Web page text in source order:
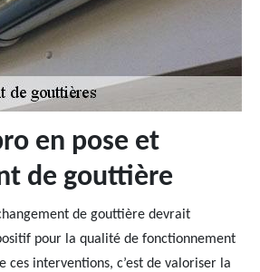
en pose et
de gouttière
de gouttière devrait
pour la qualité de fonctionnement
ces interventions, c’est de valoriser la